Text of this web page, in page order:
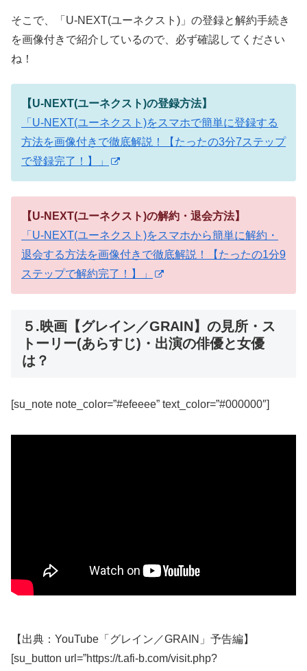
そこで、「U-NEXT(ユーネクスト)」の登録と解約手続き
を画像付きで紹介しているので、必ず確認してください
ね！
【U-NEXT(ユーネクスト)の登録方法】
「U-NEXT(ユーネクスト)をスマホで簡単に登録する
方法を画像付きで徹底解説！【たったの3分7ステップ
で登録完了！】」
【U-NEXT(ユーネクスト)の解約・退会方法】
「U-NEXT(ユーネクスト)をスマホから簡単に解約・
退会する方法を画像付きで徹底解説！【たったの1分9
ステップで解約完了！】」
５.映画【グレイン／GRAIN】の見所・ス
トーリー(あらすじ)・出演の俳優と女優
は？
[su_note note_color=”#efeeee” text_color=”#000000″]
【出典：YouTube「グレイン／GRAIN」予告編】
[su_button url=”https://t.afi-b.com/visit.php?